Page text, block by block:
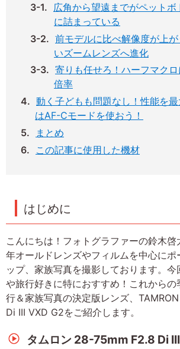
広角から望遠までがペットボ
に詰まっている
前モデルに比べ解像度が上
いズームレンズへ進化
寄りも任せろ！ハーフマク
倍率
動く子どもも問題なし！性能を
はAF-Cモードを使おう！
まとめ
この記事に使用した機材
はじめに
こんにちは！フォトグラファーの鈴木
年オールドレンズやフィルムを中心にポ
ップ、家族写真を撮影しております。
や旅行好きに特におすすめ！これからの
行＆家族写真の決定版レンズ、
Di III VXD G2をご紹介します。
タムロン 28-75mm F2.8 Di